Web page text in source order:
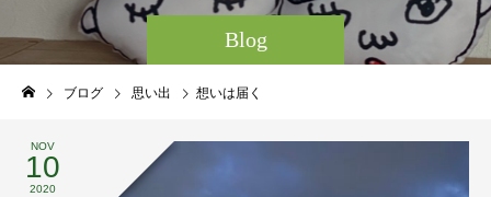
Blog
ブログ 思い出 想いは届く
NOV
10
2020